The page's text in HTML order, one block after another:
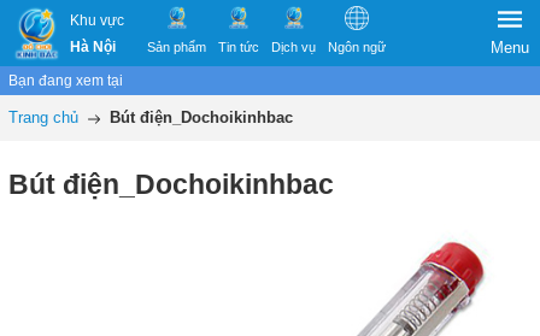
Khu vực
Hà Nội
Sản phẩm Tin tức Dịch vụ Ngôn ngữ Menu
Bạn đang xem tại
Trang chủ Bút điện_Dochoikinhbac
Bút điện_Dochoikinhbac